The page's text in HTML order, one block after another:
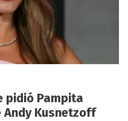
pidió Pampita
Kusnetzoff